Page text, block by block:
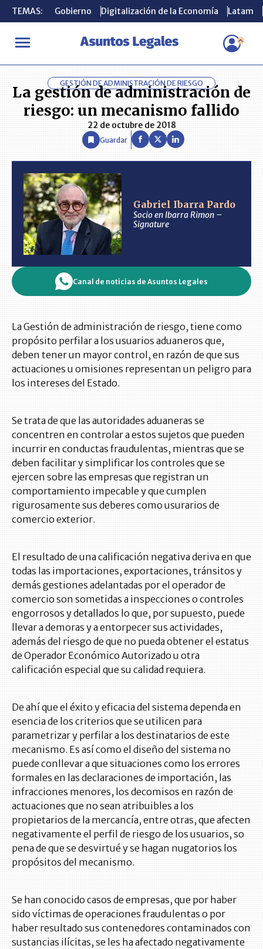
TEMAS: Gobierno Digitalización de la Economía Latam
INICIO ANÁLISIS GABRIEL IBARRA PARDO La gestión de
TEMAS: Gobierno Digitalización de la Economía Latam
GESTIÓN DE ADMINISTRACIÓN DE RIESGO
La gestión de administración de
riesgo: un mecanismo fallido
22 de octubre de 2018
Guardar
Gabriel Ibarra Pardo
Socio en Ibarra Rimon –
Signature
Canal de noticias de Asuntos Legales
La Gestión de administración de riesgo, tiene como
propósito perfilar a los usuarios aduaneros que,
deben tener un mayor control, en razón de que sus
actuaciones u omisiones representan un peligro para
los intereses del Estado.
Se trata de que las autoridades aduaneras se
concentren en controlar a estos sujetos que pueden
incurrir en conductas fraudulentas, mientras que se
deben facilitar y simplificar los controles que se
ejercen sobre las empresas que registran un
comportamiento impecable y que cumplen
rigurosamente sus deberes como usurarios de
comercio exterior.
El resultado de una calificación negativa deriva en que
todas las importaciones, exportaciones, tránsitos y
demás gestiones adelantadas por el operador de
comercio son sometidas a inspecciones o controles
engorrosos y detallados lo que, por supuesto, puede
llevar a demoras y a entorpecer sus actividades,
además del riesgo de que no pueda obtener el estatus
de Operador Económico Autorizado u otra
calificación especial que su calidad requiera.
De ahí que el éxito y eficacia del sistema dependa en
esencia de los criterios que se utilicen para
parametrizar y perfilar a los destinatarios de este
mecanismo. Es así como el diseño del sistema no
puede conllevar a que situaciones como los errores
formales en las declaraciones de importación, las
infracciones menores, los decomisos en razón de
actuaciones que no sean atribuibles a los
propietarios de la mercancía, entre otras, que afecten
negativamente el perfil de riesgo de los usuarios, so
pena de que se desvirtué y se hagan nugatorios los
propósitos del mecanismo.
Se han conocido casos de empresas, que por haber
sido víctimas de operaciones fraudulentas o por
haber resultado sus contenedores contaminados con
sustancias ilícitas, se les ha afectado negativamente